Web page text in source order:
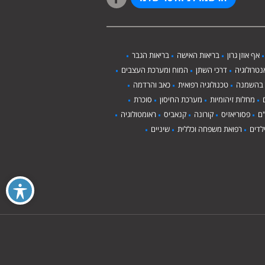
אף אוזן גרון בריאות האישה
בריאות הגבר
דרכי השתן
המוח ומערכת העצבים
בהשמנה טכנולוגיה רפואית
כאב והרדמה
מחלות זיהומיות מערכת החיסון
סוכרת
פסוריאזיס קורונה קנאביס
ראומטולוגיה
רפואת משפחה וכללית
שיניים